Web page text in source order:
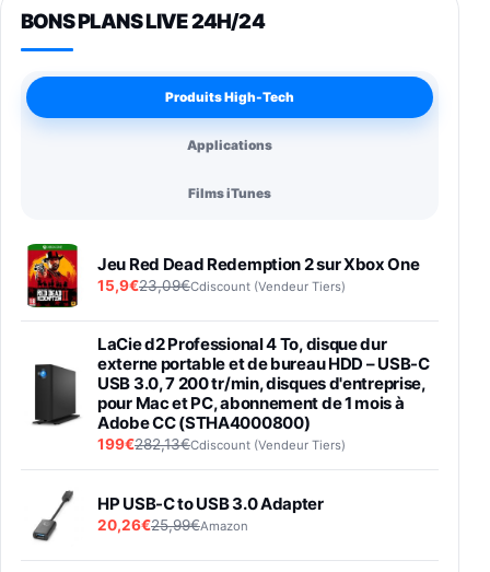
BONS PLANS LIVE 24H/24
Produits High-Tech
Applications
Films iTunes
Jeu Red Dead Redemption 2 sur Xbox One
15,9€23,09€Cdiscount (Vendeur Tiers)
LaCie d2 Professional 4 To, disque dur
externe portable et de bureau HDD – USB-C
USB 3.0, 7 200 tr/min, disques d'entreprise,
pour Mac et PC, abonnement de 1 mois à
Adobe CC (STHA4000800)
199€282,13€Cdiscount (Vendeur Tiers)
HP USB-C to USB 3.0 Adapter
20,26€25,99€Amazon